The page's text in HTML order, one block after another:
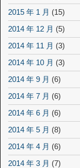
2015 年 1 月 (15)
2014 年 12 月 (5)
2014 年 11 月 (3)
2014 年 10 月 (3)
2014 年 9 月 (6)
2014 年 7 月 (6)
2014 年 6 月 (6)
2014 年 5 月 (8)
2014 年 4 月 (6)
2014 年 3 月 (7)